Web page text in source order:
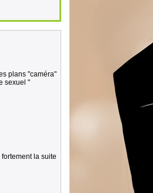
plans "caméra"
sexuel "
la suite